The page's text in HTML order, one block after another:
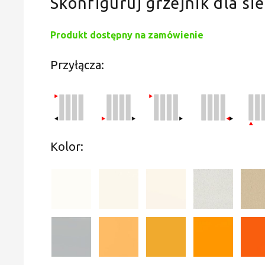
Produkt dostępny na zamówienie
Przyłącza:
Kolor: